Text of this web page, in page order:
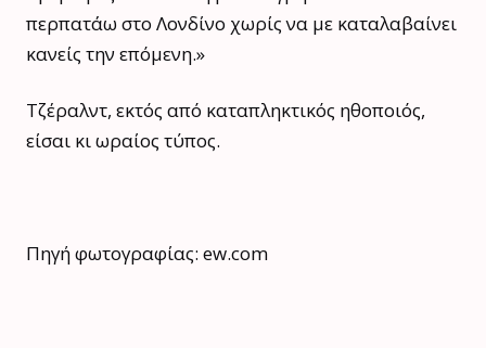
περπατάω στο Λονδίνο χωρίς να με καταλαβαίνει
κανείς την επόμενη.»
Τζέραλντ, εκτός από καταπληκτικός ηθοποιός,
είσαι κι ωραίος τύπος.
Πηγή φωτογραφίας: ew.com